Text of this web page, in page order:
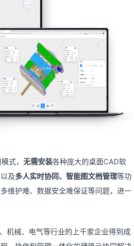
式， 无需安装各种庞大的桌面CAD软
及多人实时协同、智能图文档管理等功
维护难、数据安全难保证等问题，进一
机械、电气等行业的上千家企业得到成